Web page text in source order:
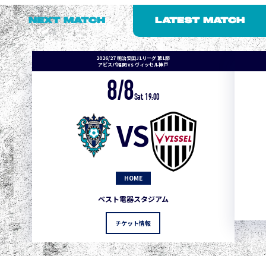
NEXT MATCH LATEST MATCH
2026/27 明治安田J1リーグ 第1節
アビスパ福岡 vs ヴィッセル神戸
8/8Sat. 19:00
VS
HOME
ベスト電器スタジアム
チケット情報